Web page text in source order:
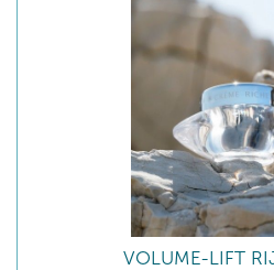
VOLUME-LIFT